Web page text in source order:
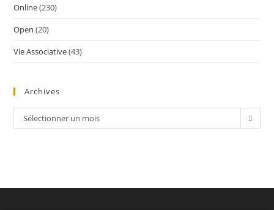
Online(230)
Open (20)
Vie Associative(43)
Archives
Sélectionner un mois